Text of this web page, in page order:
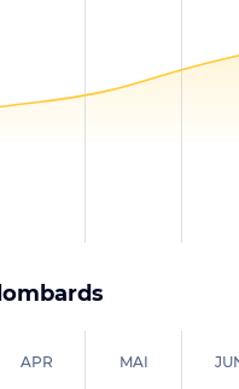
APR MAI